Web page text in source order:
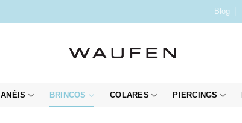
Blog
ANÉIS BRINCOS COLARES PIERCINGS